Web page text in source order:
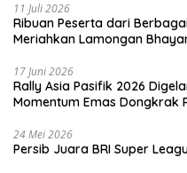
11 Juli 2026
Ribuan Peserta dari
Meriahkan Lamongan
17 Juni 2026
Rally Asia Pasifik 2026
Momentum Emas Dongkrak
24 Mei 2026
Persib Juara BRI Super